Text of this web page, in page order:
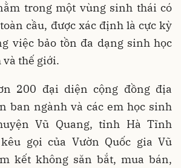
trong một vùng sinh thái có
cầu, được xác định là cực kỳ
việc bảo tồn đa dạng sinh học
và thế giới.
200 đại diện cộng đồng địa
ban ngành và các em học sinh
Vũ Quang, tỉnh Hà Tĩnh
gọi của Vườn Quốc gia Vũ
kết không săn bắt, mua bán,